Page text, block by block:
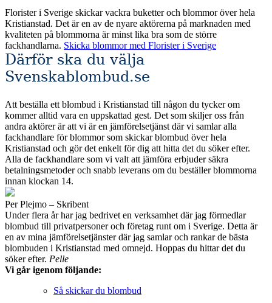
Florister i Sverige skickar vackra buketter och blommor över hela
Kristianstad. Det är en av de nyare aktörerna på marknaden med
kvaliteten på blommorna är minst lika bra som de större
fackhandlarna. Skicka blommor med Florister i Sverige
Därför ska du välja
Svenskablombud.se
Att beställa ett blombud i Kristianstad till någon du tycker om
kommer alltid vara en uppskattad gest. Det som skiljer oss från
andra aktörer är att vi är en jämförelsetjänst där vi samlar alla
fackhandlare för blommor som skickar blombud över hela
Kristianstad och gör det enkelt för dig att hitta det du söker efter.
Alla de fackhandlare som vi valt att jämföra erbjuder säkra
betalningsmetoder och snabb leverans om du beställer blommorna
innan klockan 14.
Per Plejmo – Skribent
Under flera år har jag bedrivet en verksamhet där jag förmedlar
blombud till privatpersoner och företag runt om i Sverige. Detta är
en av mina jämförelsetjänster där jag samlar och rankar de bästa
blombuden i Kristianstad med omnejd. Hoppas du hittar det du
söker efter. Pelle
Vi går igenom följande:
Så skickar du blombud